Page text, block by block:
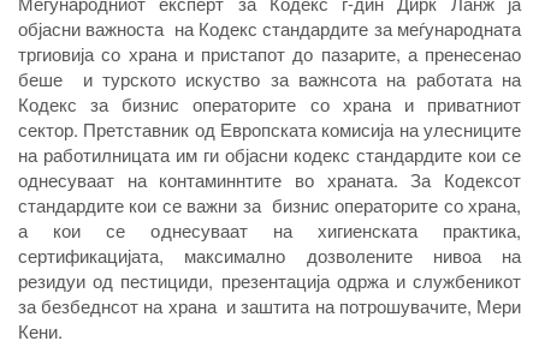
објасни важноста на Кодекс стандардите за меѓународната
тргиовија со храна и пристапот до пазарите, а пренесенао
беше и турското искуство за важнсота на работата на
Кодекс за бизнис операторите со храна и приватниот
сектор. Претставник од Европската комисија на улесниците
на работилницата им ги објасни кодекс стандардите кои се
однесуваат на контаминнтите во храната. За Кодексот
стандардите кои се важни за бизнис операторите со храна,
а кои се однесуваат на хигиенската практика,
сертификацијата, максимално дозволените нивоа на
резидуи од пестициди, презентација одржа и службеникот
за безбеднсот на храна и заштита на потрошувачите, Мери
Кени.